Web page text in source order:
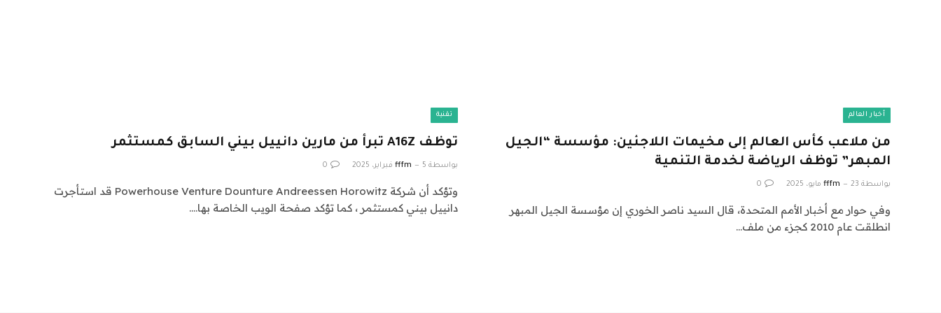
أخبار العالم
من ملاعب كأس العالم إلى مخيمات اللاجئين: مؤسسة “الجيل
المبهر” توظف الرياضة لخدمة التنمية
بواسطة fffm 23 مايو، 2025 0
وفي حوار مع أخبار الأمم المتحدة، قال السيد ناصر الخوري إن مؤسسة الجيل المبهر
انطلقت عام 2010 كجزء من ملف…
تقنية
توظف A16Z تبرأ من مارين دانييل بيني السابق كمستثمر
بواسطة fffm 5 فبراير، 2025 0
وتؤكد أن شركة Powerhouse Venture Dounture Andreessen Horowitz قد استأجرت
دانييل بيني كمستثمر ، كما تؤكد صفحة الويب الخاصة بها.…